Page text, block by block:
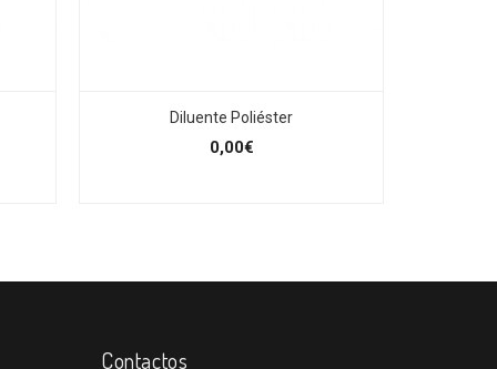
Diluente Poliéster
0,00€
Contactos